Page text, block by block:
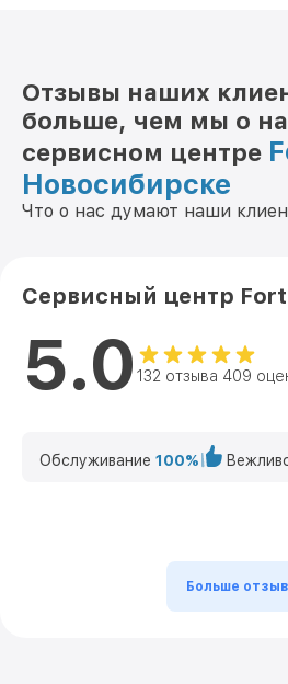
Отзывы наших
больше, чем мы о
сервисном центре
Новосибирске
Что о нас думают наши
Сервисный центр
5.0 132 отзыва 409
Обслуживание 100%
Больше